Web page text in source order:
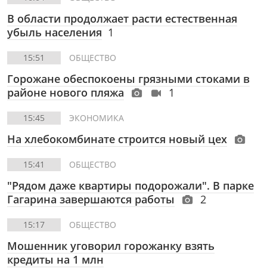
В области продолжает расти естественная
убыль населения 1
15:51 ОБЩЕСТВО
Горожане обеспокоены грязными стоками в
районе нового пляжа
1
15:45 ЭКОНОМИКА
На хлебокомбинате строится новый цех
15:41 ОБЩЕСТВО
"Рядом даже квартиры подорожали". В парке
Гагарина завершаются работы
2
15:17 ОБЩЕСТВО
Мошенник уговорил горожанку взять
кредиты на 1 млн